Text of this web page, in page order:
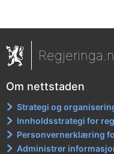
Om nettstaden
Strategi og
Innholdsstrategi for
Personvernerklæring
Administrer